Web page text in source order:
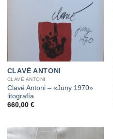
CLAVÉ ANTONI
CLAVÉ ANTONI
Clavé Antoni – «Juny 1970»
litografía
660,00 €